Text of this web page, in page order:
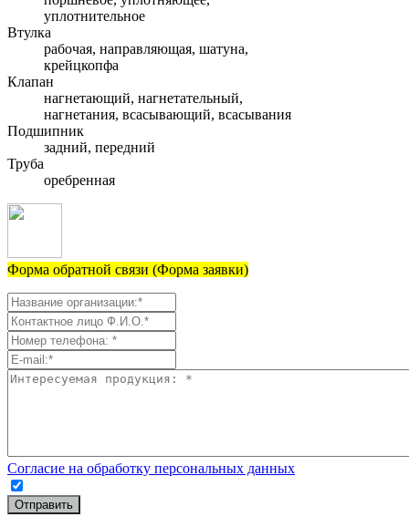
уплотнительное
Втулка
рабочая, направляющая, шатуна,
крейцкопфа
Клапан
нагнетающий, нагнетательный,
нагнетания, всасывающий, всасывания
Подшипник
задний, передний
Труба
оребренная
Форма обратной связи (Форма заявки)
Согласие на обработку персональных данных
Отправить